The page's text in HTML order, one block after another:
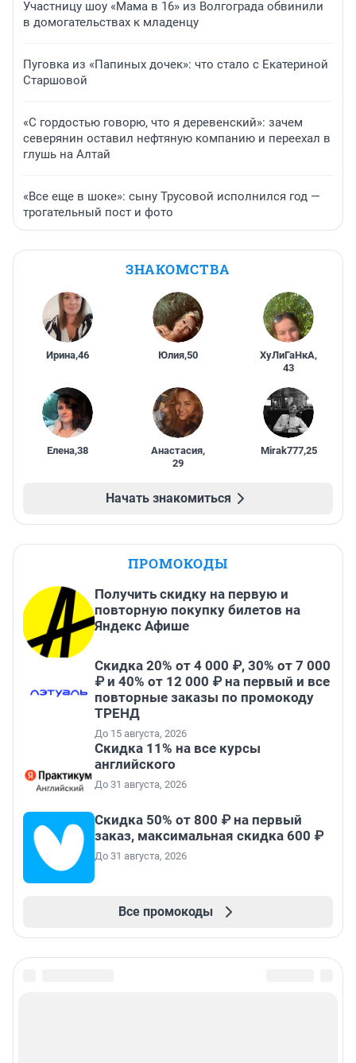
Участницу шоу «Мама в 16» из Волгограда обвинили
в домогательствах к младенцу
Пуговка из «Папиных дочек»: что стало с Екатериной
Старшовой
«С гордостью говорю, что я деревенский»: зачем
северянин оставил нефтяную компанию и переехал в
глушь на Алтай
«Все еще в шоке»: сыну Трусовой исполнился год —
трогательный пост и фото
ЗНАКОМСТВА
Ирина,46 Юлия,50 ХуЛиГаНкА,
43
Елена,38 Анастасия,
29
Mirak777,25
Начать знакомиться
ПРОМОКОДЫ
Получить скидку на первую и
повторную покупку билетов на
Яндекс Афише
Скидка 20% от 4 000 ₽, 30% от 7 000
₽ и 40% от 12 000 ₽ на первый и все
повторные заказы по промокоду
ТРЕНД
До 15 августа, 2026
Скидка 11% на все курсы
английского
До 31 августа, 2026
Скидка 50% от 800 ₽ на первый
заказ, максимальная скидка 600 ₽
До 31 августа, 2026
Все промокоды